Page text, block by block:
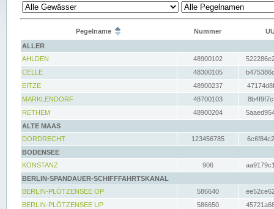
Pegelname Nummer
ALLER
AHLDEN
48900102
CELLE
48300105
EITZE
48900237
MARKLENDORF
48700103
RETHEM
48900204
ALTE MAAS
DORDRECHT
123456785
BODENSEE
KONSTANZ
906
BERLIN-SPANDAUER-SCHIFFFAHRTSKANAL
BERLIN-PLÖTZENSEE OP
586640
BERLIN-PLÖTZENSEE UP
586650